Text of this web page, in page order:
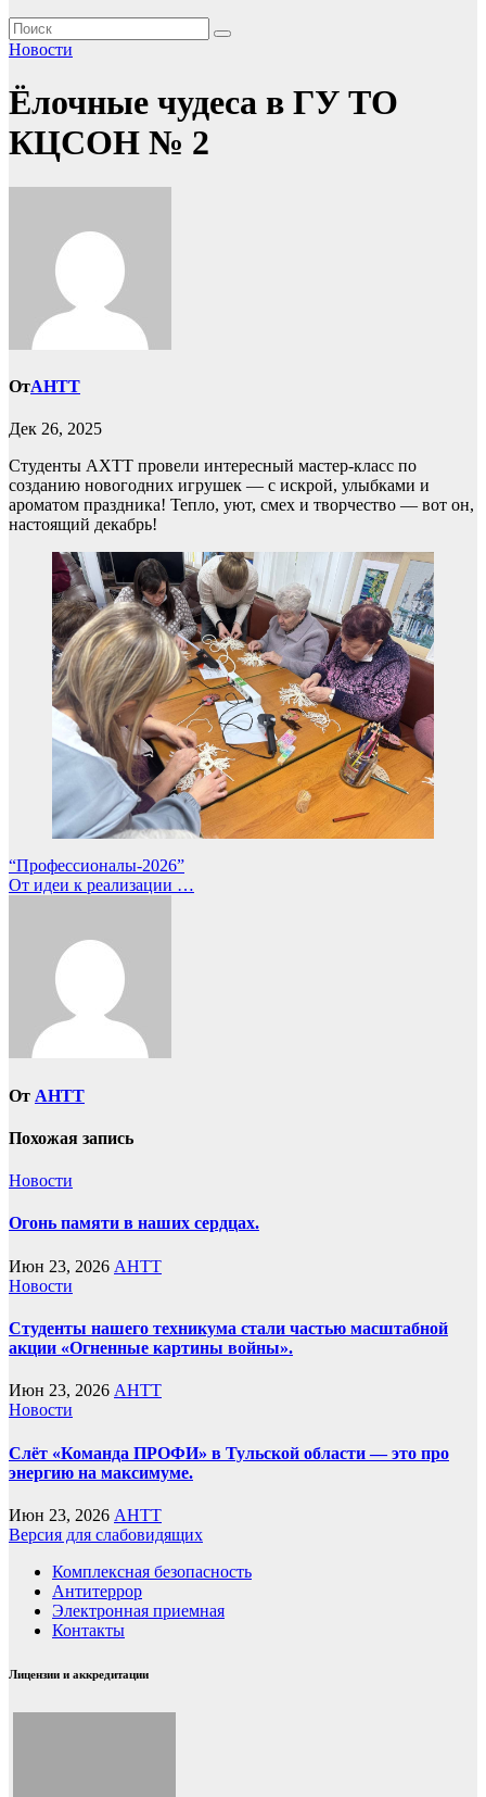
Новости
Ёлочные чудеса в ГУ ТО
КЦСОН № 2
ОтAHTT
Дек 26, 2025
Студенты АХТТ провели интересный мастер-класс по
созданию новогодних игрушек — с искрой, улыбками и
ароматом праздника! Тепло, уют, смех и творчество — вот он,
настоящий декабрь!
Навигация
по
“Профессионалы-2026”
От идеи к реализации …
От AHTT
Похожая запись
Новости
Огонь памяти в наших сердцах.
Июн 23, 2026 AHTT
Новости
Студенты нашего техникума стали частью масштабной
акции «Огненные картины войны».
Июн 23, 2026 AHTT
Новости
Слёт «Команда ПРОФИ» в Тульской области — это про
энергию на максимуме.
Июн 23, 2026 AHTT
Версия для слабовидящих
Комплексная безопасность
Антитеррор
Электронная приемная
Контакты
Лицензии и аккредитации